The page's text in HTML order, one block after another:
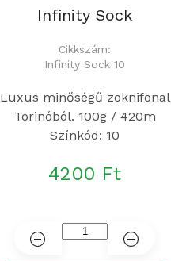
Infinity Sock
Cikkszám:
Infinity Sock 10
Luxus minőségű zoknifonal
Torinóból. 100g / 420m
Színkód: 10
4200 Ft